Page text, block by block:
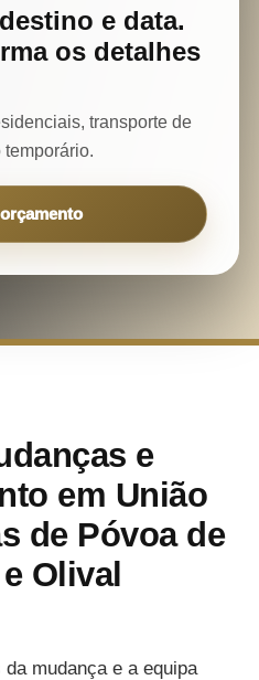
e data.
os detalhes
transporte de
temporário.
e
em União
de Póvoa de
Olival
mudança e a equipa